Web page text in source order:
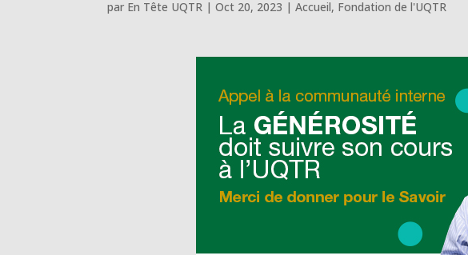
par En Tête UQTR |Oct 20, 2023 |Accueil, Fondation de l'UQTR